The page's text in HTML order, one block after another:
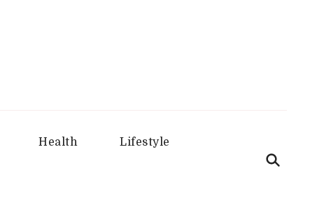
Health Lifestyle